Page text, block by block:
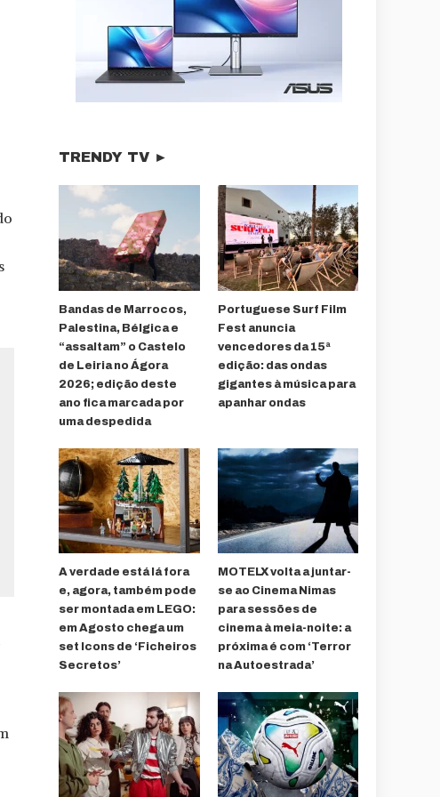
TRENDY TV ►
Bandas de Marrocos,
Palestina, Bélgica e
“assaltam” o Castelo
de Leiria no Ágora
2026; edição deste
ano fica marcada por
uma despedida
Portuguese Surf Film
Fest anuncia
vencedores da 15ª
edição: das ondas
gigantes à música para
apanhar ondas
A verdade está lá fora
e, agora, também pode
ser montada em LEGO:
em Agosto chega um
set Icons de ‘Ficheiros
Secretos’
MOTELX volta a juntar-
se ao Cinema Nimas
para sessões de
cinema à meia-noite: a
próxima é com ‘Terror
na Autoestrada’